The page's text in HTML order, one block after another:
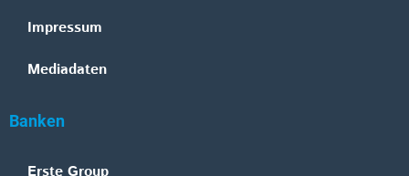
Impressum
Mediadaten
Banken
Erste Group